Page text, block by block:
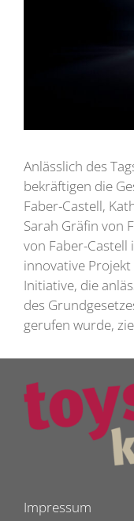
Anlässlich des
bekräftigen die
Faber-Castell,
Sarah Gräfin von
von Faber-
innovative Projekt
Initiative, die
des
gerufen wurde,
Impressum